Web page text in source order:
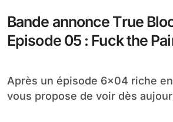
Bande annonce True
Episode 05 : Fuck the
Après un épisode 6×04 riche en sensations, je
vous propose de voir dès